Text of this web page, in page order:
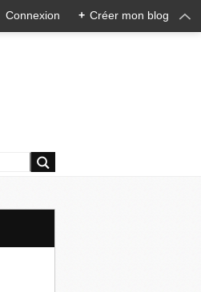
Connexion + Créer mon blog